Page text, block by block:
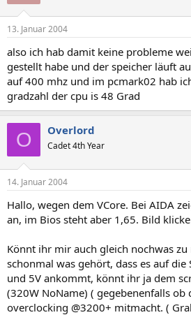
13. Januar 2004
also ich hab damit keine probleme
gestellt habe und der speicher läuft
auf 400 mhz und im pcmark02 hab
gradzahl der cpu is 48 Grad
O Overlord
Cadet 4th Year
14. Januar 2004
Hallo, wegen dem VCore. Bei AIDA
an, im Bios steht aber 1,65. Bild klicke
Könnt ihr mir auch gleich nochwas zu
schonmal was gehört, dass es auf die
und 5V ankommt, könnt ihr ja dem
(320W NoName) ( gegebenenfalls ob
overclocking @3200+ mitmacht. (